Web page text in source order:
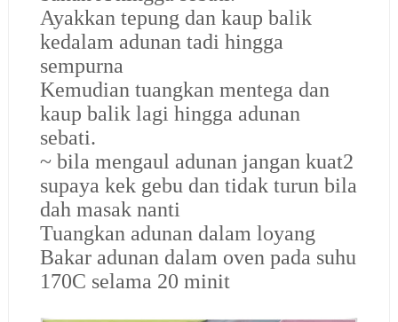
Ayakkan tepung dan kaup balik
kedalam adunan tadi hingga
sempurna
Kemudian tuangkan mentega dan
kaup balik lagi hingga adunan
sebati.
~ bila mengaul adunan jangan kuat2
supaya kek gebu dan tidak turun bila
dah masak nanti
Tuangkan adunan dalam loyang
Bakar adunan dalam oven pada suhu
170C selama 20 minit